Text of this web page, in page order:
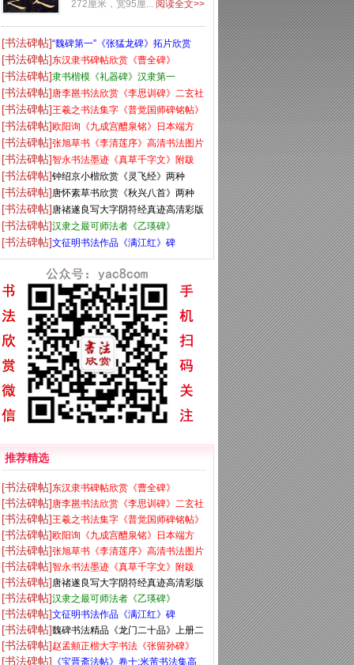
272厘米，宽95厘... 阅读全文>>
[书法碑帖]“魏碑第一”《张猛龙碑》拓片欣赏
[书法碑帖]东汉隶书碑帖欣赏《曹全碑》
[书法碑帖]隶书楷模《礼器碑》汉隶第一
[书法碑帖]唐李邕书法欣赏《李思训碑》二玄社
高清版
[书法碑帖]王羲之书法集字《普觉国师碑铭帖》
[书法碑帖]欧阳询《九成宫醴泉铭》日本端方
(三井)旧藏本
[书法碑帖]张旭草书《李清莲序》高清书法图片
欣赏
[书法碑帖]智永书法墨迹《真草千字文》附跋
[书法碑帖]钟绍京小楷欣赏《灵飞经》两种
[书法碑帖]唐怀素草书欣赏《秋兴八首》两种
[书法碑帖]唐禇遂良写大字阴符经真迹高清彩版
[书法碑帖]汉隶之最可师法者《乙瑛碑》
[书法碑帖]文征明书法作品《满江红》碑
推荐精选
[书法碑帖]东汉隶书碑帖欣赏《曹全碑》
[书法碑帖]唐李邕书法欣赏《李思训碑》二玄社
高清版
[书法碑帖]王羲之书法集字《普觉国师碑铭帖》
[书法碑帖]欧阳询《九成宫醴泉铭》日本端方
(三井)旧藏本
[书法碑帖]张旭草书《李清莲序》高清书法图片
欣赏
[书法碑帖]智永书法墨迹《真草千字文》附跋
[书法碑帖]唐禇遂良写大字阴符经真迹高清彩版
[书法碑帖]汉隶之最可师法者《乙瑛碑》
[书法碑帖]文征明书法作品《满江红》碑
[书法碑帖]魏碑书法精品《龙门二十品》上册二
玄社高清版
[书法碑帖]赵孟頫正楷大字书法《张留孙碑》
[书法碑帖] 《宝晋斋法帖》卷十:米芾书法集高